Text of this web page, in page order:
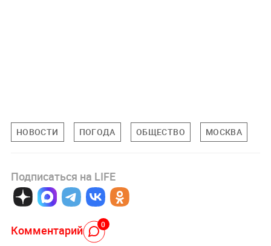
НОВОСТИ ПОГОДА ОБЩЕСТВО МОСКВА
Подписаться на LIFE
Комментарий 0